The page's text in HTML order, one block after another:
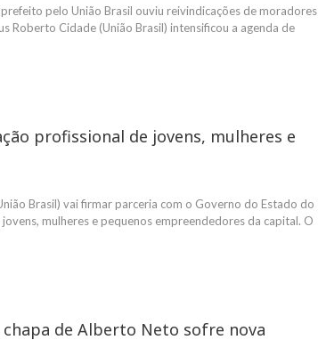
pelo União Brasil ouviu reivindicações de moradores
Roberto Cidade (União Brasil) intensificou a agenda de
profissional de jovens, mulheres e
Brasil) vai firmar parceria com o Governo do Estado do
mulheres e pequenos empreendedores da capital. O
de Alberto Neto sofre nova